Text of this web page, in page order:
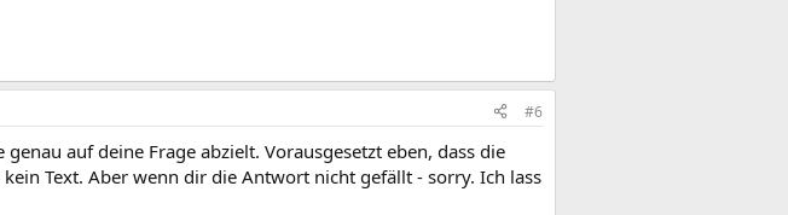
#6
auf deine Frage abzielt. Vorausgesetzt eben, dass die
Text. Aber wenn dir die Antwort nicht gefällt - sorry. Ich lass